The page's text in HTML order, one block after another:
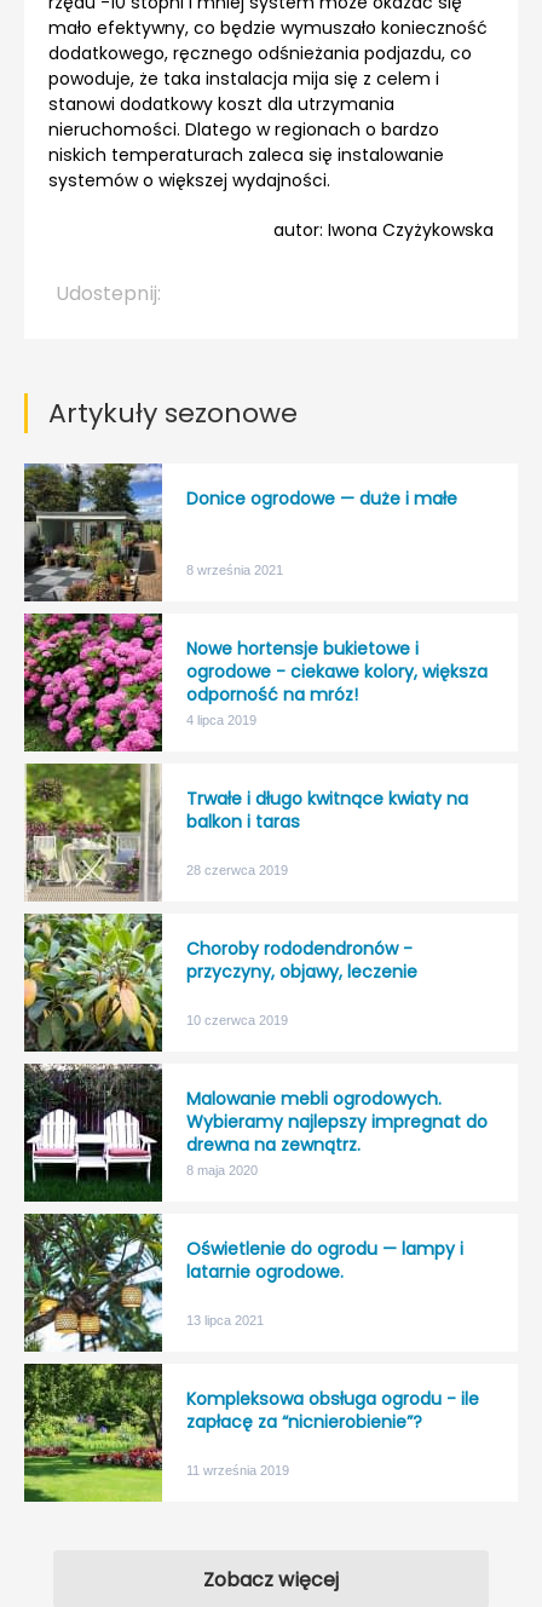
mało efektywny, co będzie wymuszało konieczność
dodatkowego, ręcznego odśnieżania podjazdu, co
powoduje, że taka instalacja mija się z celem i
stanowi dodatkowy koszt dla utrzymania
nieruchomości. Dlatego w regionach o bardzo
niskich temperaturach zaleca się instalowanie
systemów o większej wydajności.
autor: Iwona Czyżykowska
Udostepnij:
Artykuły sezonowe
Donice ogrodowe — duże i małe
8 września 2021
Nowe hortensje bukietowe i
ogrodowe - ciekawe kolory, większa
odporność na mróz!
4 lipca 2019
Trwałe i długo kwitnące kwiaty na
balkon i taras
28 czerwca 2019
Choroby rododendronów -
przyczyny, objawy, leczenie
10 czerwca 2019
Malowanie mebli ogrodowych.
Wybieramy najlepszy impregnat do
drewna na zewnątrz.
8 maja 2020
Oświetlenie do ogrodu — lampy i
latarnie ogrodowe.
13 lipca 2021
Kompleksowa obsługa ogrodu - ile
zapłacę za “nicnierobienie”?
11 września 2019
Zobacz więcej